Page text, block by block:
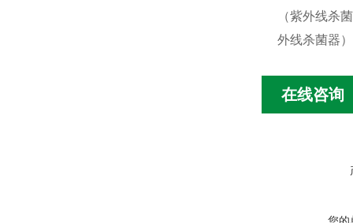
（紫外线杀
外线杀菌器
在线咨询